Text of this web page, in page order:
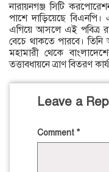
নারায়নগঞ্জ সিটি
পাশে দাড়িয়েছে
এগিয়ে আসলে এই পবিত্র
বেচে থাকতে পারবে।
মহামারী থেকে
তত্তাবধায়নে ত্রাণ বিতরণ
Leave a
Comment *